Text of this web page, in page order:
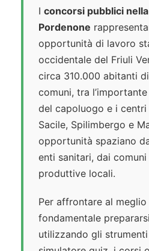
I concorsi pubblici
Pordenone
opportunità di lavoro
occidentale del Friuli
circa 310.000 abitanti
comuni, tra
del capoluogo e i
Sacile, Spilimbergo e
opportunità spaziano
enti sanitari, dai
produttive locali.
Per affrontare al
fondamentale
utilizzando gli